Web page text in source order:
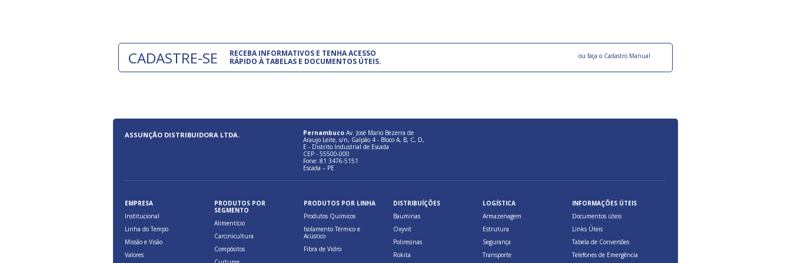
CADASTRE-SE
RECEBA INFORMATIVOS E TENHA ACESSO
RÁPIDO À TABELAS E DOCUMENTOS ÚTEIS.
ou faça o Cadastro Manual
ASSUNÇÃO DISTRIBUIDORA LTDA. Pernambuco Av. José Mario Bezerra de
Araujo Leite, s/n, Galpão 4 - Bloco A, B, C, D,
E - Distrito Industrial de Escada
CEP - 55500-000
Fone: 81 3476-5151
Escada – PE
EMPRESA
Institucional
Linha do Tempo
Missão e Visão
Valores
PRODUTOS POR
SEGMENTO
Alimentício
Carcinicultura
Compósitos
PRODUTOS POR LINHA
Produtos Químicos
Isolamento Térmico e
Acústico
Fibra de Vidro
DISTRIBUÍÇÕES
Bauminas
Oxyvit
Poliresinas
Rokita
LOGÍSTICA
Armazenagem
Estrutura
Segurança
Transporte
INFORMAÇÕES ÚTEIS
Documentos úteis
Links Úteis
Tabela de Conversões
Telefones de Emergência